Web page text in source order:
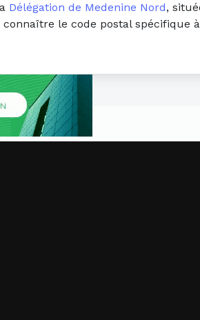
Délégation de Medenine Nord,
le code postal spécifique